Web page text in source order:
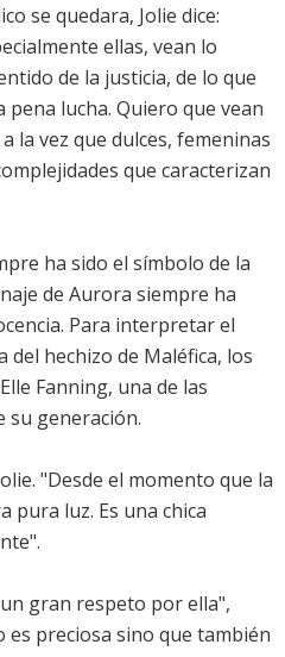
se quedara, Jolie dice:
ellas, vean lo
de la justicia, de lo que
lucha. Quiero que vean
la vez que dulces, femeninas
que caracterizan
ha sido el símbolo de la
de Aurora siempre ha
Para interpretar el
del hechizo de Maléfica, los
Fanning, una de las
su generación.
"Desde el momento que la
pura luz. Es una chica
gran respeto por ella",
es preciosa sino que también